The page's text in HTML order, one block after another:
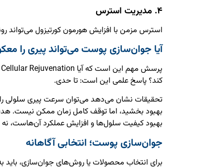
۴. مدیریت استرس
استرس مزمن با افزایش هورمون کورتیزول می‌تواند
آیا جوان‌سازی پوست می‌تواند پیری را
کند؟ پاسخ علمی این است: تا حدی.
تحقیقات نشان می‌دهد می‌توان سرعت پیری سلولی
بهبود بخشید، اما توقف کامل زمان ممکن نیست.
بهبود کیفیت سلول‌ها و افزایش عملکرد آن‌هاست،
جوان‌سازی پوست؛ انتخابی آگاهانه
برای انتخاب محصولات یا روش‌های جوان‌سازی، باید